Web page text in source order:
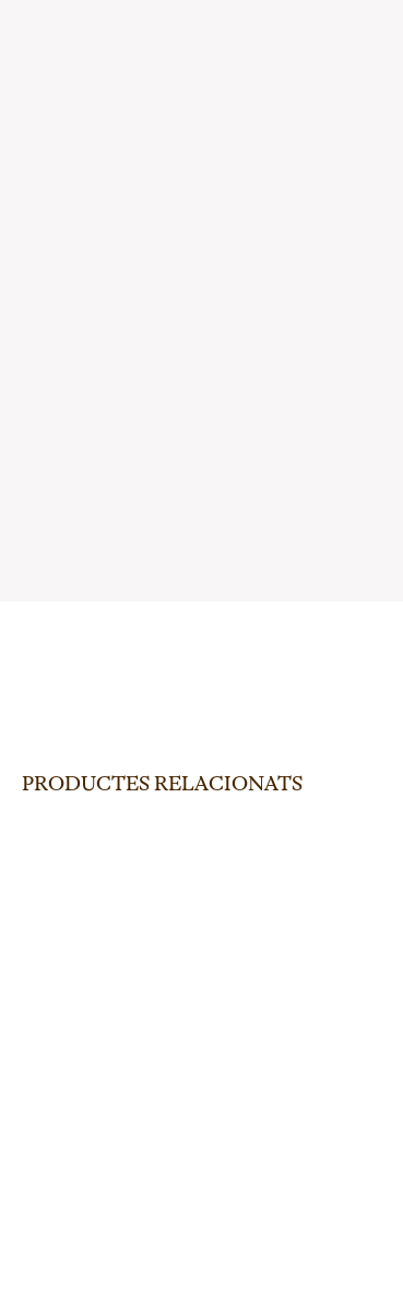
PRODUCTES RELACIONATS